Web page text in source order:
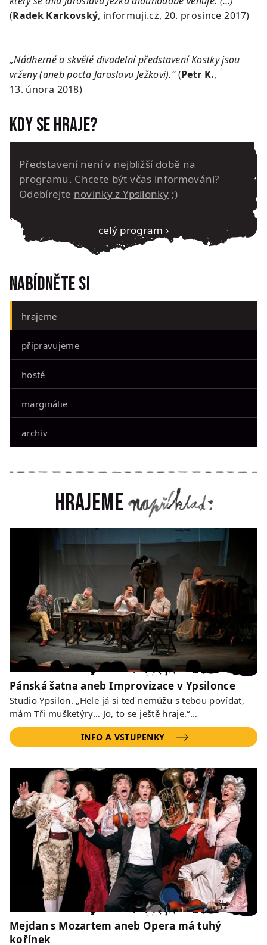
(Radek Karkovský, informuji.cz, 20. prosince 2017)
„Nádherné a skvělé divadelní představení Kostky jsou
vrženy (aneb pocta Jaroslavu Ježkovi).“(Petr K.,
13. února 2018)
Nabídněte si
hrajeme
připravujeme
hosté
marginálie
archiv
Kdy se hraje?
Představení není v nejbližší době na
programu. Chcete být včas informováni?
Odebírejte novinky z Ypsilonky ;)
Celý program ›
Hrajeme
Pánská šatna aneb Improvizace v Ypsilonce
Studio Ypsilon. „Hele já si teď nemůžu s tebou povídat,
mám Tři mušketýry… Jo, to se ještě hraje.“…
INFO A VSTUPENKY
Mejdan s Mozartem aneb Opera má tuhý
kořínek